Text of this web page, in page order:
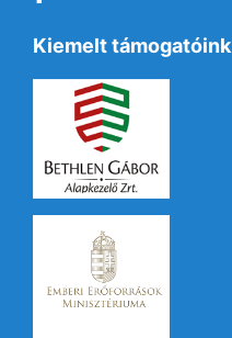
Kiemelt támogatóink